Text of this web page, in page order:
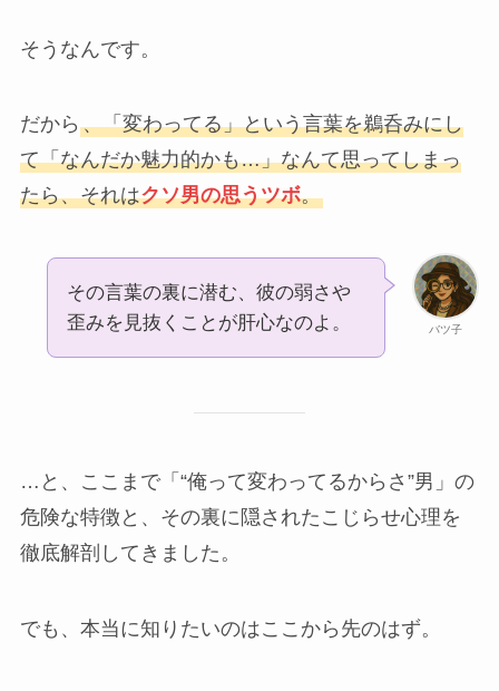
そうなんです。
だから 、「変わってる」という言葉を鵜呑みにし
て「なんだか魅力的かも…」なんて思ってしまっ
たら、それはクソ男の思うツボ。
バツ子
その言葉の裏に潜む、彼の弱さや
歪みを見抜くことが肝心なのよ。
…と、ここまで「“俺って変わってるからさ”男」の
危険な特徴と、その裏に隠されたこじらせ心理を
徹底解剖してきました。
でも、本当に知りたいのはここから先のはず。